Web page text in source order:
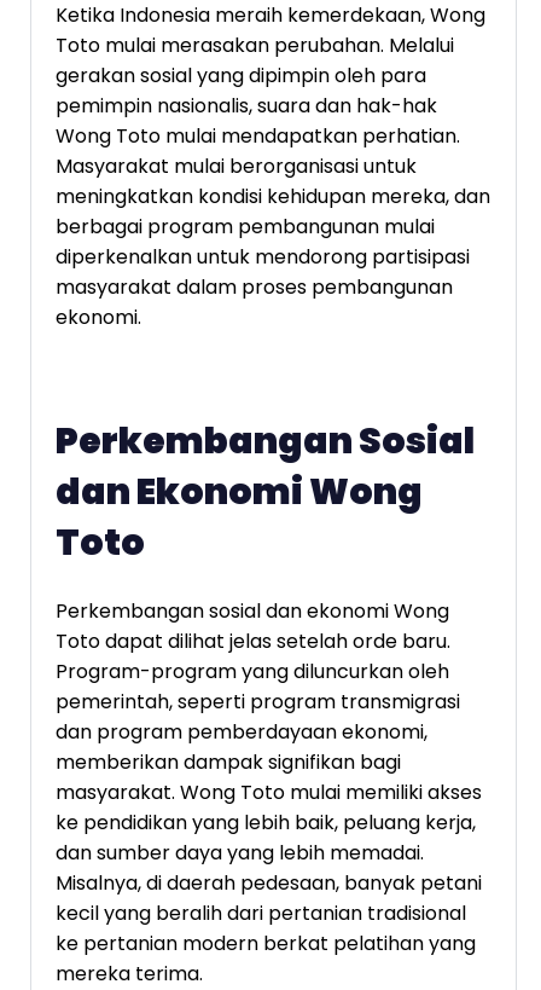
Ketika Indonesia meraih kemerdekaan, Wong
Toto mulai merasakan perubahan. Melalui
gerakan sosial yang dipimpin oleh para
pemimpin nasionalis, suara dan hak-hak
Wong Toto mulai mendapatkan perhatian.
Masyarakat mulai berorganisasi untuk
meningkatkan kondisi kehidupan mereka, dan
berbagai program pembangunan mulai
diperkenalkan untuk mendorong partisipasi
masyarakat dalam proses pembangunan
ekonomi.
Perkembangan Sosial
dan Ekonomi Wong
Toto
Perkembangan sosial dan ekonomi Wong
Toto dapat dilihat jelas setelah orde baru.
Program-program yang diluncurkan oleh
pemerintah, seperti program transmigrasi
dan program pemberdayaan ekonomi,
memberikan dampak signifikan bagi
masyarakat. Wong Toto mulai memiliki akses
ke pendidikan yang lebih baik, peluang kerja,
dan sumber daya yang lebih memadai.
Misalnya, di daerah pedesaan, banyak petani
kecil yang beralih dari pertanian tradisional
ke pertanian modern berkat pelatihan yang
mereka terima.